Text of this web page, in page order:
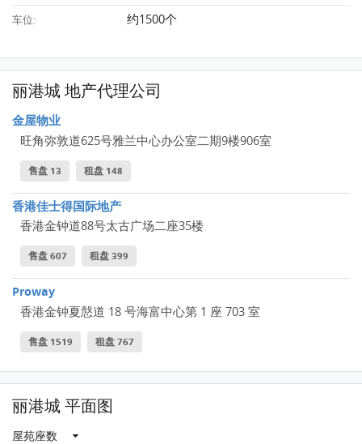
车位: 约1500个
丽港城 地产代理公司
金屋物业
旺角弥敦道625号雅兰中心办公室二期9楼906室
售盘 13 租盘 148
香港佳士得国际地产
香港金钟道88号太古广场二座35楼
售盘 607 租盘 399
Proway
香港金钟夏慤道 18 号海富中心第 1 座 703 室
售盘 1519 租盘 767
丽港城 平面图
屋苑座数